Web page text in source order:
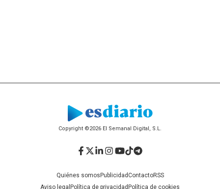
Copyright ©2026 El Semanal Digital, S.L.
Quiénes somosPublicidadContactoRSS
Aviso legal Política de privacidadPolítica de cookies
Facebook
Twitter
LinkedIn
Instagram
YouTube
TikTok
Telegram